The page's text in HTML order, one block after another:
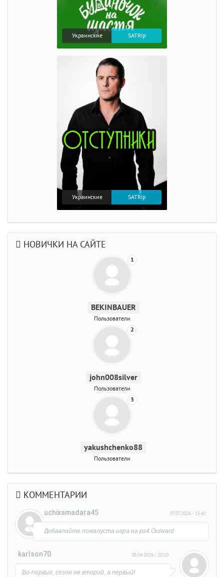
Украинские SATRip
Украинские SATRip
НОВИЧКИ НА САЙТЕ
1
BEKINBAUER
Пользователи
2
john008silver
Пользователи
3
yakushchenko88
Пользователи
КОММЕНТАРИИ
uchixamadara45 07.07.2026 - 15:42
Добавлайте пожалуста игра на ps4 Outward
karlson70 08.04.2026 - 20:10
Во-первых, сезон не второй, а первый!